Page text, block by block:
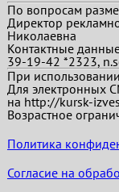
По вопросам
Директор
Николаевна
Контактные
39-19-42 *2323,
При
Для электронных
на http://kursk-
Возрастное
Политика
Согласие на